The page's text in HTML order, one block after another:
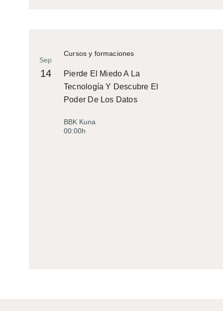
Cursos y formaciones
Sep
14
Pierde El Miedo A La
Tecnología Y Descubre El
Poder De Los Datos
BBK Kuna
00:00h